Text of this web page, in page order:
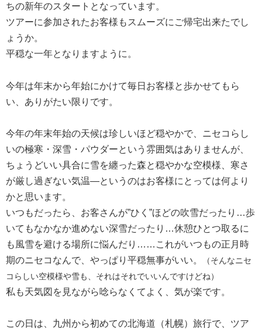
ちの新年のスタートとなっています。
ツアーに参加されたお客様もスムーズにご帰宅出来たでし
ょうか。
平穏な一年となりますように。
今年は年末から年始にかけて毎日お客様と歩かせてもら
い、ありがたい限りです。
今年の年末年始の天候は珍しいほど穏やかで、ニセコらし
いの極寒・深雪・パウダーという雰囲気はありませんが、
ちょうどいい具合に雪を纏った森と穏やかな空模様、寒さ
が厳し過ぎない気温―というのはお客様にとっては何より
かと思います。
いつもだったら、お客さんが”ひく”ほどの吹雪だったり…歩
いてもなかなか進めない深雪だったり…休憩ひとつ取るに
も風雪を避ける場所に悩んだり……これがいつもの正月時
期のニセコなんで、やっぱり平穏無事がいい。
（そんなニセ
コらしい空模様や雪も、それはそれでいいんですけどね）
私も天気図を見ながら唸らなくてよく、気が楽です。
この日は、九州から初めての北海道（札幌）旅行で、ツア